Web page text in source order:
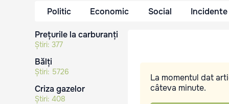
Politic Economic Social Incidente
Prețurile la carburanți
Știri: 377
Bălți
Știri: 5726
Criza gazelor
Știri: 408
La momentul dat
câteva minute.